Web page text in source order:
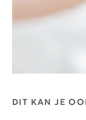
DIT KAN JE